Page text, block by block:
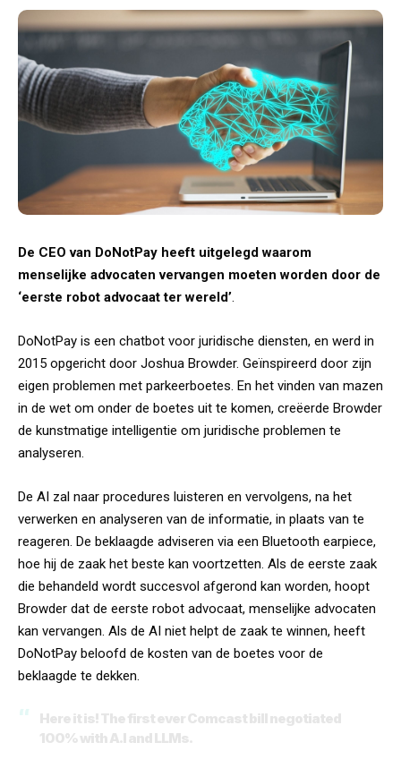
De CEO van DoNotPay heeft uitgelegd waarom
menselijke advocaten vervangen moeten worden door de
‘eerste robot advocaat ter wereld’.
DoNotPay is een chatbot voor juridische diensten, en werd in
2015 opgericht door Joshua Browder. Geïnspireerd door zijn
eigen problemen met parkeerboetes. En het vinden van mazen
in de wet om onder de boetes uit te komen, creëerde Browder
de kunstmatige intelligentie om juridische problemen te
analyseren.
De AI zal naar procedures luisteren en vervolgens, na het
verwerken en analyseren van de informatie, in plaats van te
reageren. De beklaagde adviseren via een Bluetooth earpiece,
hoe hij de zaak het beste kan voortzetten. Als de eerste zaak
die behandeld wordt succesvol afgerond kan worden, hoopt
Browder dat de eerste robot advocaat, menselijke advocaten
kan vervangen. Als de AI niet helpt de zaak te winnen, heeft
DoNotPay beloofd de kosten van de boetes voor de
beklaagde te dekken.
Here it is! The first ever Comcast bill negotiated
100% with A.I and LLMs.